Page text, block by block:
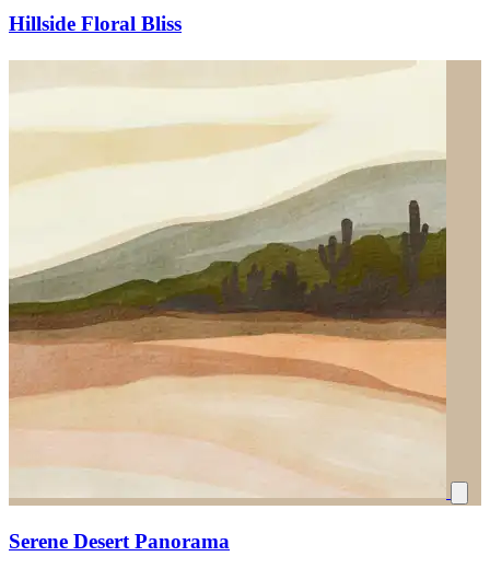
Hillside Floral Bliss
Serene Desert Panorama